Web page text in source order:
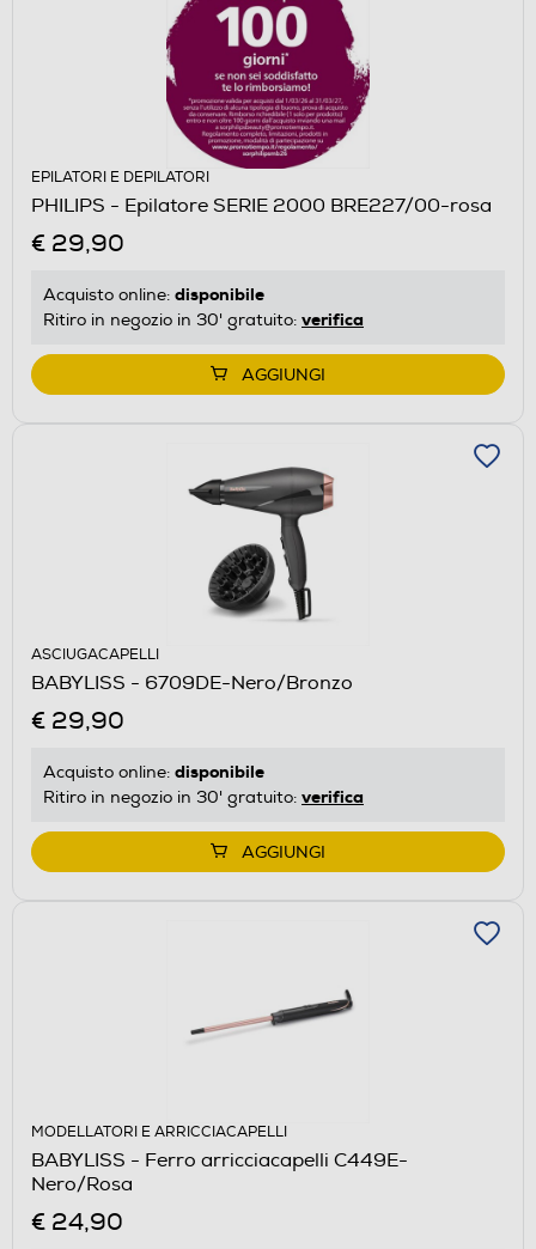
EPILATORI E DEPILATORI
PHILIPS - Epilatore SERIE 2000 BRE227/00-rosa
€ 29,90
Acquisto online: disponibile
Ritiro in negozio in 30' gratuito: verifica
AGGIUNGI
ASCIUGACAPELLI
BABYLISS - 6709DE-Nero/Bronzo
€ 29,90
Acquisto online: disponibile
Ritiro in negozio in 30' gratuito: verifica
AGGIUNGI
MODELLATORI E ARRICCIACAPELLI
BABYLISS - Ferro arricciacapelli C449E-
Nero/Rosa
€ 24,90